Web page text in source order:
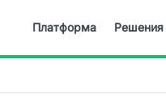
Платформа Решения